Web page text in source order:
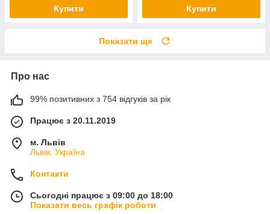
Купити Купити
Показати ще
Про нас
99% позитивних з 754 відгуків за рік
Працює з 20.11.2019
м. Львів
Львів, Україна
Контакти
Сьогодні працює з 09:00 до 18:00
Показати весь графік роботи